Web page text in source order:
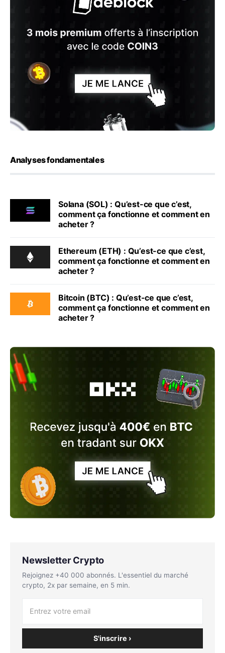
Analyses fondamentales
Solana (SOL) : Qu’est-ce que c’est,
comment ça fonctionne et comment en
acheter ?
Ethereum (ETH) : Qu’est-ce que c’est,
comment ça fonctionne et comment en
acheter ?
Bitcoin (BTC) : Qu’est-ce que c’est,
comment ça fonctionne et comment en
acheter ?
Newsletter Crypto
Rejoignez +40 000 abonnés. L'essentiel du marché
crypto, 2x par semaine, en 5 min.
S'inscrire ›